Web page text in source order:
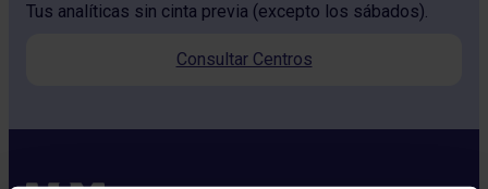
Tus analíticas sin cinta previa (excepto los sábados).
Consultar Centros